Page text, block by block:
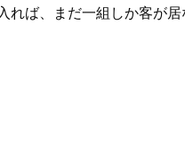
れば、まだ一組しか客が